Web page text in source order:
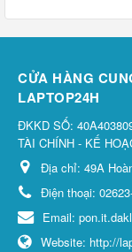
CỬA HÀNG
LAPTOP24H
ĐKKD SỐ:
TÀI CHÍNH - KẾ
Địa chỉ: 49A
Điện thoại:
Email:
Website: http://